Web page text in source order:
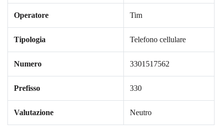
Operatore Tim
Tipologia Telefono cellulare
Numero 3301517562
Prefisso 330
Valutazione Neutro